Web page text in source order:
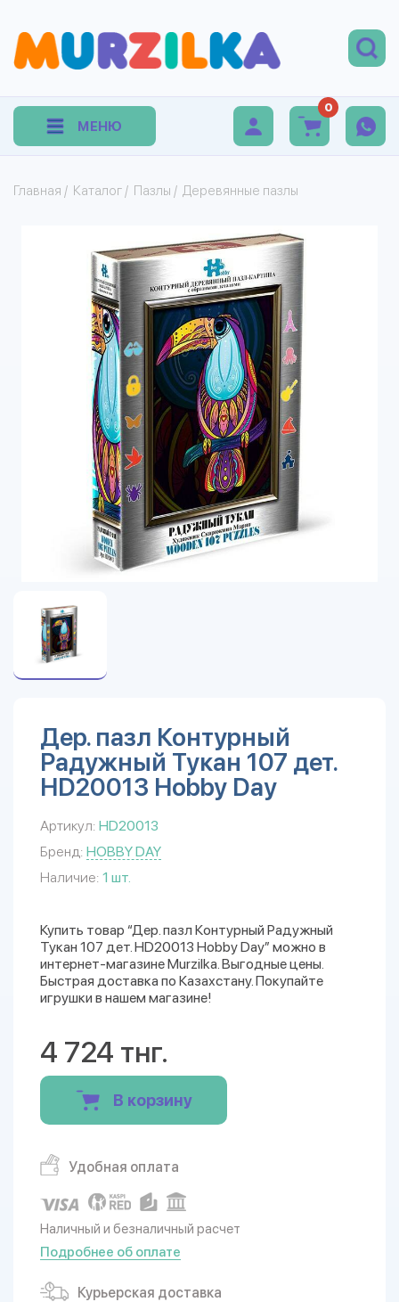
МЕНЮ
0
Главная / Каталог / Пазлы / Деревянные пазлы
Дер. пазл Контурный
Радужный Тукан 107 дет.
HD20013 Hobby Day
Артикул: HD20013
Бренд: HOBBY DAY
Наличие: 1 шт.
Купить товар “Дер. пазл Контурный Радужный
Тукан 107 дет. HD20013 Hobby Day” можно в
интернет-магазине Murzilka. Выгодные цены.
Быстрая доставка по Казахстану. Покупайте
игрушки в нашем магазине!
4 724 тнг.
В корзину
Удобная оплата
Наличный и безналичный расчет
Подробнее об оплате
Курьерская доставка